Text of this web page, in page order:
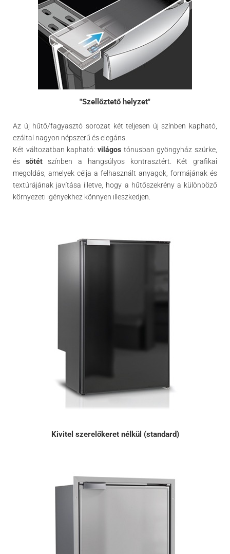
"Szellőztető helyzet"
Az új hűtő/fagyasztó sorozat két teljesen új színben kapható,
ezáltal nagyon népszerű és elegáns.
Két változatban kapható: világos tónusban gyöngyház szürke,
és sötétszínben a hangsúlyos kontrasztért. Két grafikai
megoldás, amelyek célja a felhasznált anyagok, formájának és
textúrájának javítása illetve, hogy a hűtőszekrény a különböző
környezeti igényekhez könnyen illeszkedjen.
Kivitel szerelőkeret nélkül (standard)